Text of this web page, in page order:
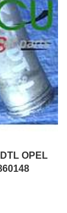
OPEL